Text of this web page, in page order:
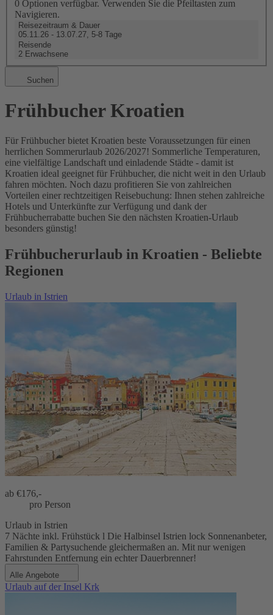
0 Optionen verfügbar. Verwenden Sie die Pfeiltasten zum
Navigieren.
Reisezeitraum & Dauer
05.11.26 - 13.07.27, 5-8 Tage
Reisende
2 Erwachsene
Suchen
Frühbucher Kroatien
Für Frühbucher bietet Kroatien beste Voraussetzungen für einen
herrlichen Sommerurlaub 2026/2027! Sommerliche Temperaturen,
eine vielfältige Landschaft und einladende Städte - damit ist
Kroatien ideal geeignet für Frühbucher, die nicht weit in den Urlaub
fahren möchten. Noch dazu profitieren Sie von zahlreichen
Vorteilen einer rechtzeitigen Reisebuchung: Ihnen stehen zahlreiche
Hotels und Unterkünfte zur Verfügung und dank der
Frühbucherrabatte buchen Sie den nächsten Kroatien-Urlaub
besonders günstig!
Frühbucherurlaub in Kroatien - Beliebte
Regionen
Urlaub in Istrien
ab €176,-
pro Person
Urlaub in Istrien
7 Nächte inkl. Frühstück l Die Halbinsel Istrien lock Sonnenanbeter,
Familien & Partysuchende gleichermaßen an. Mit nur wenigen
Fahrstunden Entfernung ein echter Dauerbrenner!
Alle Angebote
Urlaub auf der Insel Krk